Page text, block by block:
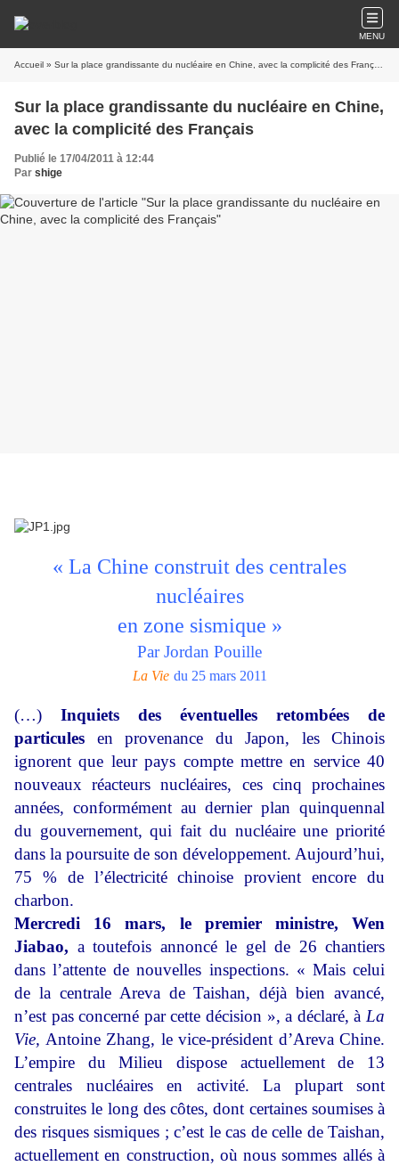
MENU
Accueil » Sur la place grandissante du nucléaire en Chine, avec la complicité des Français
Sur la place grandissante du nucléaire en Chine,
avec la complicité des Français
Publié le 17/04/2011 à 12:44
Par shige
« La Chine construit des centrales
nucléaires
en zone sismique »
Par Jordan Pouille
La Vie du 25 mars 2011
(…) Inquiets des éventuelles retombées de
particules en provenance du Japon, les Chinois
ignorent que leur pays compte mettre en service 40
nouveaux réacteurs nucléaires, ces cinq prochaines
années, conformément au dernier plan quinquennal
du gouvernement, qui fait du nucléaire une priorité
dans la poursuite de son développement. Aujourd’hui,
75 % de l’électricité chinoise provient encore du
charbon.
Mercredi 16 mars, le premier ministre, Wen
Jiabao, a toutefois annoncé le gel de 26 chantiers
dans l’attente de nouvelles inspections. « Mais celui
de la centrale Areva de Taishan, déjà bien avancé,
n’est pas concerné par cette décision », a déclaré, à La
Vie, Antoine Zhang, le vice-président d’Areva Chine.
L’empire du Milieu dispose actuellement de 13
centrales nucléaires en activité. La plupart sont
construites le long des côtes, dont certaines soumises à
des risques sismiques ; c’est le cas de celle de Taishan,
actuellement en construction, où nous sommes allés à